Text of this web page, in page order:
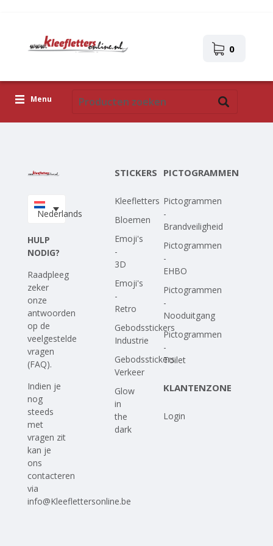
0
Menu
Upload je eigen ontwerp
Nederlands
HULP
NODIG?
Raadpleeg
zeker
onze
antwoorden
op de
veelgestelde
vragen
(FAQ).
Indien je
nog
steeds
met
vragen zit
kan je
ons
contacteren
via
info@Kleeflettersonline.be
STICKERS
Kleefletters
Bloemen
Emoji's
-
3D
Emoji's
-
Retro
Gebodsstickers
Industrie
Gebodsstickers
Verkeer
Glow
in
the
dark
PICTOGRAMMEN
Pictogrammen
-
Brandveiligheid
Pictogrammen
-
EHBO
Pictogrammen
-
Nooduitgang
Pictogrammen
-
Toilet
KLANTENZONE
Login